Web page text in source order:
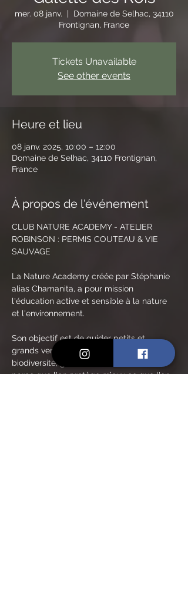
mer. 08 janv.
  |
Domaine de Selhac, 34110
Frontignan, France
Tickets Unavailable
See other events
Heure et lieu
08 janv. 2025, 10:00 – 12:00
Domaine de Selhac, 34110 Frontignan,
France
À propos de l'événement
CLUB NATURE ACADEMY - ATELIER
ROBINSON : PERMIS COUTEAU & VIE
SAUVAGE
La Nature Academy créée par Stéphanie
alias Chamanita, a pour mission
l'éducation active et sensible à la nature
et l'environnement.
Son objectif est de guider petits et
grands vers la préservation de notre
biodiversité, grâce à l'émerveillement,
parce que l'on protège mieux ce que l'on